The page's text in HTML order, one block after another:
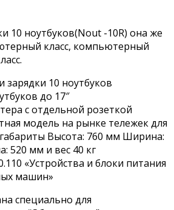
10 ноутбуков(Nout -10R) она же
класс, компьютерный
зарядки 10 ноутбуков
до 17″
с отдельной розеткой
модель на рынке тележек для
габариты Высота: 760 мм Ширина:
520 мм и вес 40 кг
«Устройства и блоки питания
машин»
специально для